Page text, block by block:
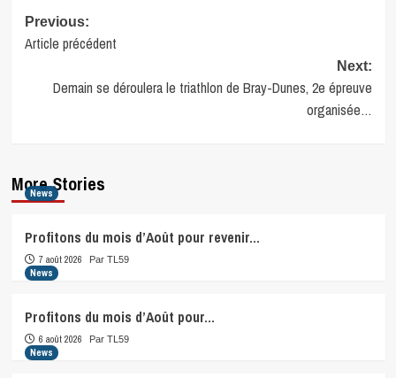
Post
navigation
Previous:
Article précédent
Next:
Demain se déroulera le triathlon de Bray-Dunes, 2e épreuve
organisée…
More Stories
News
Profitons du mois d’Août pour revenir…
7 août 2026 Par TL59
News
Profitons du mois d’Août pour…
6 août 2026 Par TL59
News